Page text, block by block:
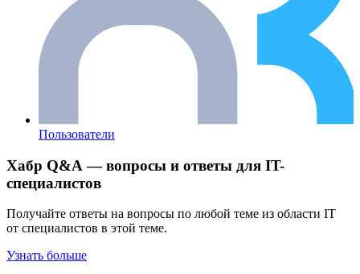
Пользователи
Хабр Q&A — вопросы и ответы для IT-
специалистов
Получайте ответы на вопросы по любой теме из области IT
от специалистов в этой теме.
Узнать больше